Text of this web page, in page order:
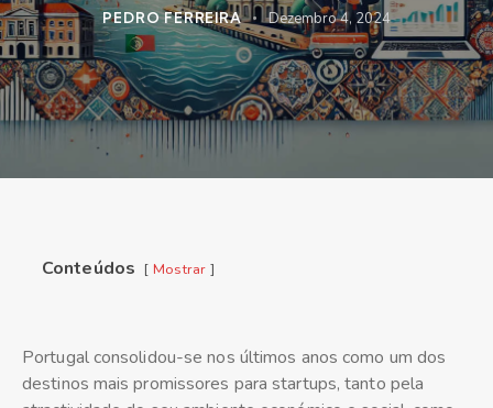
PEDRO FERREIRA Dezembro 4, 2024
Conteúdos Mostrar
Portugal consolidou-se nos últimos anos como um dos
destinos mais promissores para startups, tanto pela